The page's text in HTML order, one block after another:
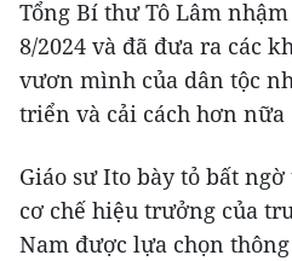
Tổng Bí thư Tô Lâm
8/2024 và đã đưa ra các
vươn mình của dân tộc
triển và cải cách hơn nữa
Giáo sư Ito bày tỏ bất
cơ chế hiệu trưởng của
Nam được lựa chọn